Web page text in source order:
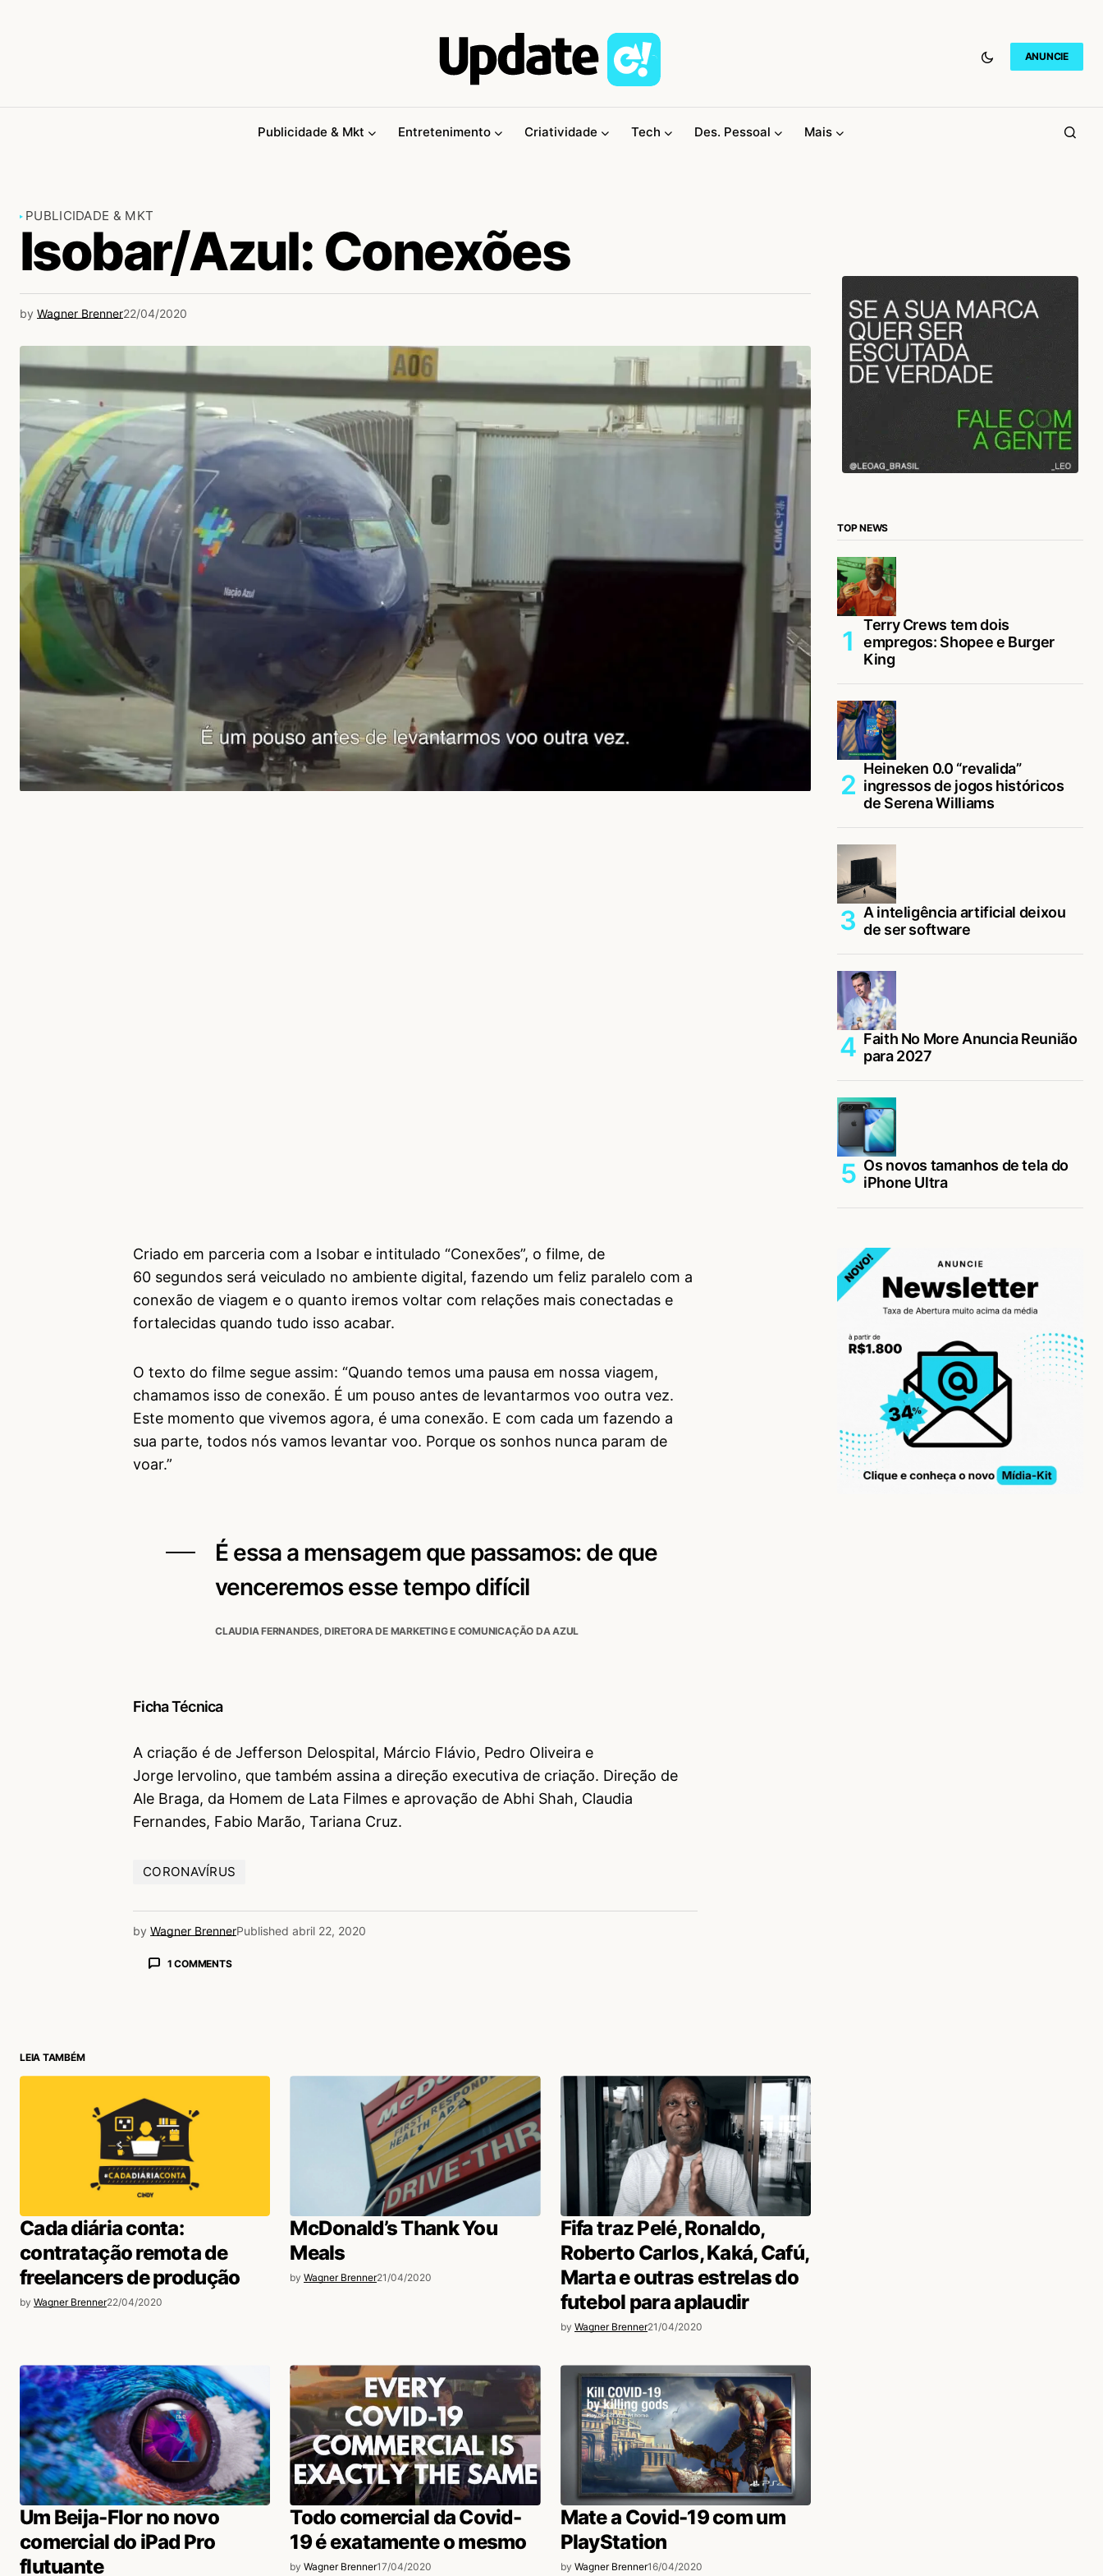
ANUNCIE
Publicidade & Mkt Entretenimento Criatividade Tech Des. Pessoal Mais
PUBLICIDADE & MKT
Isobar/Azul: Conexões
by Wagner Brenner22/04/2020
Criado em parceria com a Isobar e intitulado “Conexões”, o filme, de
60 segundos será veiculado no ambiente digital, fazendo um feliz paralelo com a
conexão de viagem e o quanto iremos voltar com relações mais conectadas e
fortalecidas quando tudo isso acabar.
O texto do filme segue assim: “Quando temos uma pausa em nossa viagem,
chamamos isso de conexão. É um pouso antes de levantarmos voo outra vez.
Este momento que vivemos agora, é uma conexão. E com cada um fazendo a
sua parte, todos nós vamos levantar voo. Porque os sonhos nunca param de
voar.”
É essa a mensagem que passamos: de que
venceremos esse tempo difícil
CLAUDIA FERNANDES, DIRETORA DE MARKETING E COMUNICAÇÃO DA AZUL
Ficha Técnica
A criação é de Jefferson Delospital, Márcio Flávio, Pedro Oliveira e
Jorge Iervolino, que também assina a direção executiva de criação. Direção de
Ale Braga, da Homem de Lata Filmes e aprovação de Abhi Shah, Claudia
Fernandes, Fabio Marão, Tariana Cruz.
CORONAVÍRUS
by Wagner BrennerPublished abril 22, 2020
1 COMMENTS
LEIA TAMBÉM
Cada diária conta:
contratação remota de
freelancers de produção
by Wagner Brenner22/04/2020
McDonald’s Thank You
Meals
by Wagner Brenner21/04/2020
Fifa traz Pelé, Ronaldo,
Roberto Carlos, Kaká, Cafú,
Marta e outras estrelas do
futebol para aplaudir
by Wagner Brenner21/04/2020
Um Beija-Flor no novo
comercial do iPad Pro
flutuante
Todo comercial da Covid-
19 é exatamente o mesmo
by Wagner Brenner17/04/2020
Mate a Covid-19 com um
PlayStation
by Wagner Brenner16/04/2020
TOP NEWS
Terry Crews tem dois
empregos: Shopee e Burger
King
Heineken 0.0 “revalida”
ingressos de jogos históricos
de Serena Williams
A inteligência artificial deixou
de ser software
Faith No More Anuncia Reunião
para 2027
Os novos tamanhos de tela do
iPhone Ultra